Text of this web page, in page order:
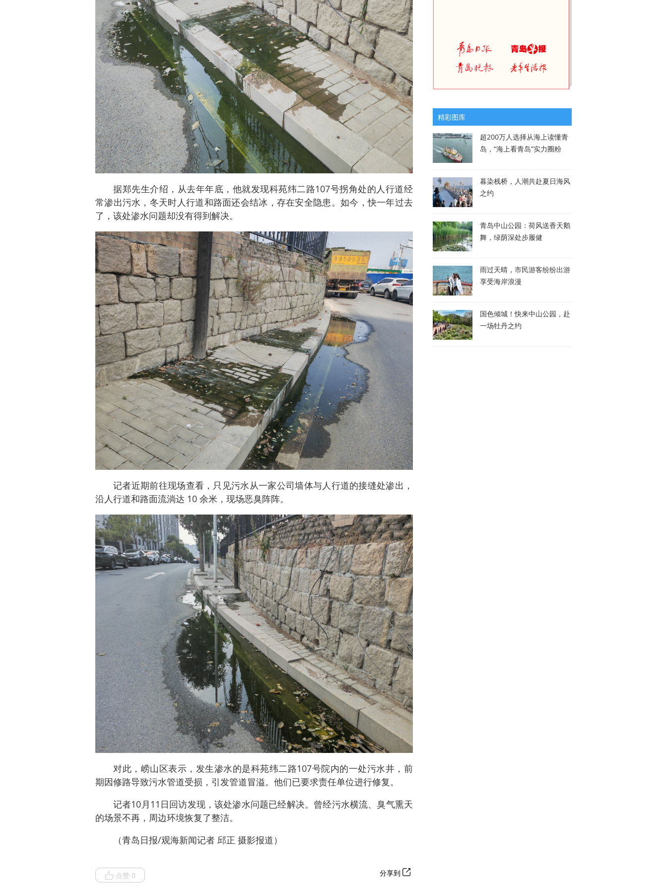
据郑先生介绍，从去年年底，他就发现科苑纬二路107号拐角处的人行道经
常渗出污水，冬天时人行道和路面还会结冰，存在安全隐患。如今，快一年过去
了，该处渗水问题却没有得到解决。
记者近期前往现场查看，只见污水从一家公司墙体与人行道的接缝处渗出，
沿人行道和路面流淌达 10 余米，现场恶臭阵阵。
对此，崂山区表示，发生渗水的是科苑纬二路107号院内的一处污水井，前
期因修路导致污水管道受损，引发管道冒溢。他们已要求责任单位进行修复。
记者10月11日回访发现，该处渗水问题已经解决。曾经污水横流、臭气熏天
的场景不再，周边环境恢复了整洁。
（青岛日报/观海新闻记者 邱正 摄影报道）
点赞 0 分享到
精彩图库
超200万人选择从海上读懂青
岛，“海上看青岛”实力圈粉
暮染栈桥，人潮共赴夏日海风
之约
青岛中山公园：荷风送香天鹅
舞，绿荫深处步履健
雨过天晴，市民游客纷纷出游
享受海岸浪漫
国色倾城！快来中山公园，赴
一场牡丹之约